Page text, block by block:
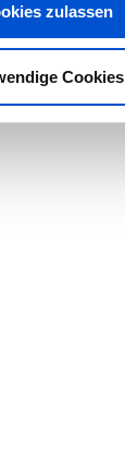
zulassen
Cookies